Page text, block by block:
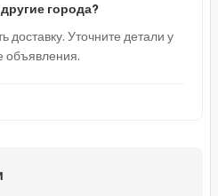
города?
доставку. Уточните детали у
объявления.